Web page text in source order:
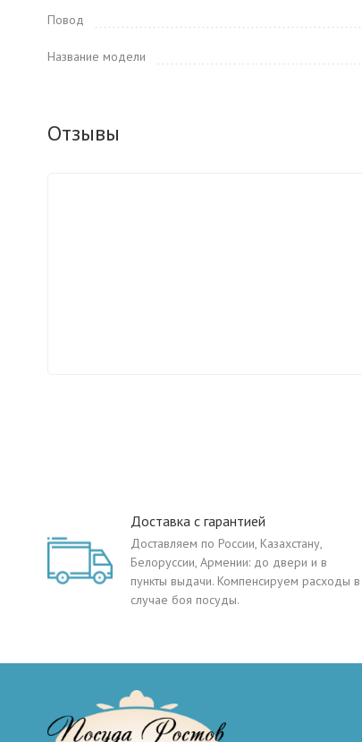
Повод
Название модели
Отзывы
Доставка с гарантией
Доставляем по России, Казахстану,
Белоруссии, Армении: до двери и в
пункты выдачи. Компенсируем расходы в
случае боя посуды.